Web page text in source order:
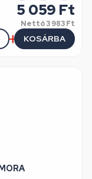
5 059 Ft
Nettó3 983 Ft
KOSÁRBA